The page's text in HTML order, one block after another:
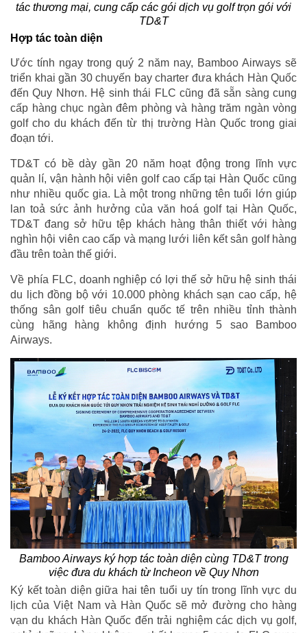
tác thương mại, cung cấp các gói dịch vụ golf trọn gói với
TD&T
Hợp tác toàn diện
Ước tính ngay trong quý 2 năm nay, Bamboo Airways sẽ
triển khai gần 30 chuyến bay charter đưa khách Hàn Quốc
đến Quy Nhơn. Hệ sinh thái FLC cũng đã sẵn sàng cung
cấp hàng chục ngàn đêm phòng và hàng trăm ngàn vòng
golf cho du khách đến từ thị trường Hàn Quốc trong giai
đoạn tới.
TD&T có bề dày gần 20 năm hoạt động trong lĩnh vực
quản lí, vận hành hội viên golf cao cấp tại Hàn Quốc cũng
như nhiều quốc gia. Là một trong những tên tuổi lớn giúp
lan toả sức ảnh hưởng của văn hoá golf tại Hàn Quốc,
TD&T đang sở hữu tệp khách hàng thân thiết với hàng
nghìn hội viên cao cấp và mạng lưới liên kết sân golf hàng
đầu trên toàn thế giới.
Về phía FLC, doanh nghiệp có lợi thế sở hữu hệ sinh thái
du lịch đồng bộ với 10.000 phòng khách sạn cao cấp, hệ
thống sân golf tiêu chuẩn quốc tế trên nhiều tỉnh thành
cùng hãng hàng không định hướng 5 sao Bamboo
Airways.
Bamboo Airways ký hợp tác toàn diện cùng TD&T trong
việc đưa du khách từ Incheon về Quy Nhơn
Ký kết toàn diện giữa hai tên tuổi uy tín trong lĩnh vực du
lịch của Việt Nam và Hàn Quốc sẽ mở đường cho hàng
vạn du khách Hàn Quốc đến trải nghiệm các dịch vụ golf,